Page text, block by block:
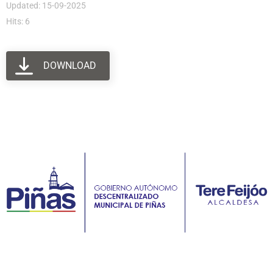
Updated: 15-09-2025
Hits: 6
DOWNLOAD